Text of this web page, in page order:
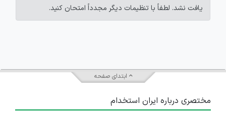
یافت نشد. لطفاً با تنظیمات دیگر مجدداً امتحان کنید.
ابتدای صفحه
مختصری درباره ایران استخدام